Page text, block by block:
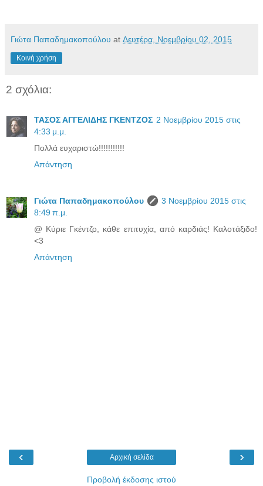
Γιώτα Παπαδημακοπούλου at Δευτέρα, Νοεμβρίου 02, 2015
Κοινή χρήση
2 σχόλια:
ΤΑΣΟΣ ΑΓΓΕΛΙΔΗΣ ΓΚΕΝΤΖΟΣ 2 Νοεμβρίου 2015 στις
4:33 μ.μ.
Πολλά ευχαριστώ!!!!!!!!!!!
Απάντηση
Γιώτα Παπαδημακοπούλου
3 Νοεμβρίου 2015 στις
8:49 π.μ.
@ Κύριε Γκέντζο, κάθε επιτυχία, από καρδιάς! Καλοτάξιδο!
<3
Απάντηση
‹ ›
Αρχική σελίδα
Προβολή έκδοσης ιστού